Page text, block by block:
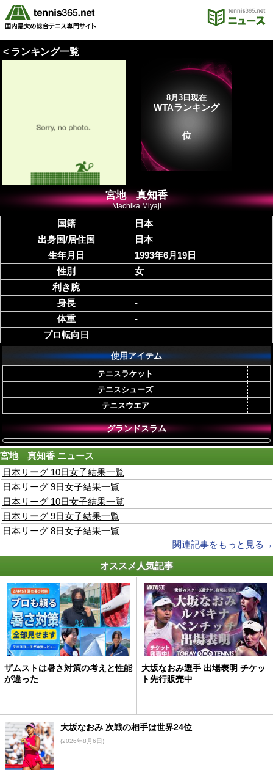
< ランキング一覧
8月3日現在
WTAランキング
位
宮地 真知香
Machika Miyaji
国籍
日本
出身国/居住国
日本
生年月日
1993年6月19日
性別
女
利き腕
身長
-
体重
-
プロ転向日
使用アイテム
テニスラケット
テニスシューズ
テニスウエア
グランドスラム
宮地 真知香 ニュース
日本リーグ 10日女子結果一覧
日本リーグ 9日女子結果一覧
日本リーグ 10日女子結果一覧
日本リーグ 9日女子結果一覧
日本リーグ 8日女子結果一覧
関連記事をもっと見る→
オススメ人気記事
ザムストは暑さ対策の考えと性能
が違った
大坂なおみ選手 出場表明 チケッ
ト先行販売中
大坂なおみ 次戦の相手は世界24位
(2026年8月6日)